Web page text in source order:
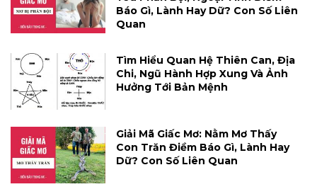
Báo Gì, Lành Hay Dữ? Con Số Liên
Quan
Tìm Hiểu Quan Hệ Thiên Can, Địa
Chi, Ngũ Hành Hợp Xung Và Ảnh
Hưởng Tới Bản Mệnh
Giải Mã Giấc Mơ: Nằm Mơ Thấy
Con Trăn Điềm Báo Gì, Lành Hay
Dữ? Con Số Liên Quan